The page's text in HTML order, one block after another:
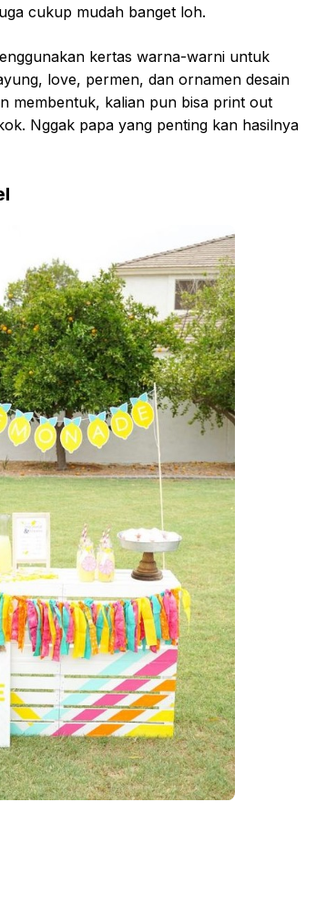
cukup mudah banget loh.
kertas warna-warni untuk
love, permen, dan ornamen desain
membentuk, kalian pun bisa print out
Nggak papa yang penting kan hasilnya